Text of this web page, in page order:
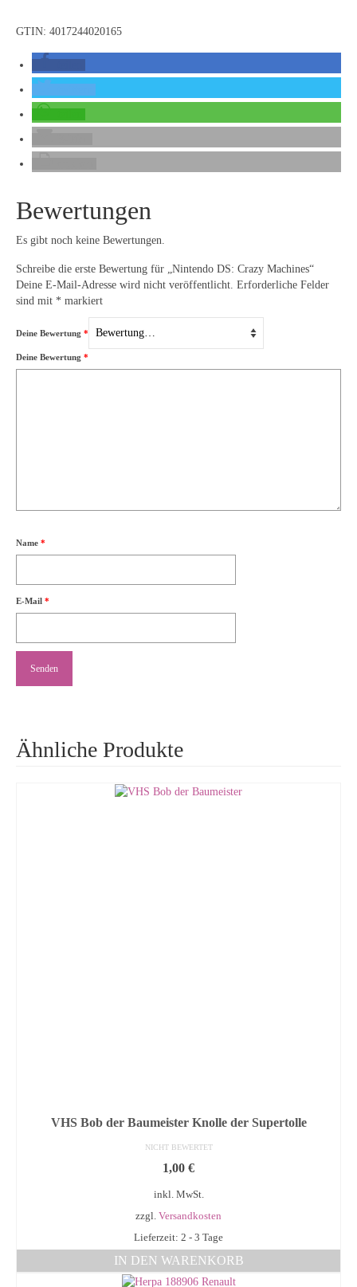
GTIN: 4017244020165
Bewertungen
Es gibt noch keine Bewertungen.
Schreibe die erste Bewertung für „Nintendo DS: Crazy Machines“
Deine E-Mail-Adresse wird nicht veröffentlicht. Erforderliche Felder
sind mit * markiert
Deine Bewertung *
Deine Bewertung *
Name *
E-Mail *
Ähnliche Produkte
VHS Bob der Baumeister Knolle der Supertolle
NICHT BEWERTET
1,00 €
inkl. MwSt.
zzgl. Versandkosten
Lieferzeit: 2 - 3 Tage
IN DEN WARENKORB